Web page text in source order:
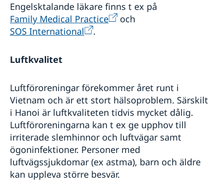
Engelsktalande läkare finns t ex på
Family Medical Practice
och
SOS International
.
Luftkvalitet
Luftföroreningar förekommer året runt i
Vietnam och är ett stort hälsoproblem. Särskilt
i Hanoi är luftkvaliteten tidvis mycket dålig.
Luftföroreningarna kan t ex ge upphov till
irriterade slemhinnor och luftvägar samt
ögoninfektioner. Personer med
luftvägssjukdomar (ex astma), barn och äldre
kan uppleva större besvär.